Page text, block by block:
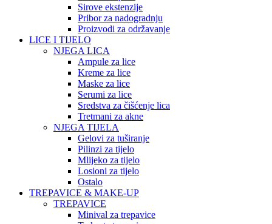
Sirove ekstenzije
Pribor za nadogradnju
Proizvodi za održavanje
LICE I TIJELO
NJEGA LICA
Ampule za lice
Kreme za lice
Maske za lice
Serumi za lice
Sredstva za čišćenje lica
Tretmani za akne
NJEGA TIJELA
Gelovi za tuširanje
Pilinzi za tijelo
Mlijeko za tijelo
Losioni za tijelo
Ostalo
TREPAVICE & MAKE-UP
TREPAVICE
Minival za trepavice